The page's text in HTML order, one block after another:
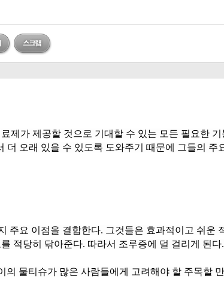
적당히 닦아준다. 따라서 조루증에 덜 걸리게 된다.